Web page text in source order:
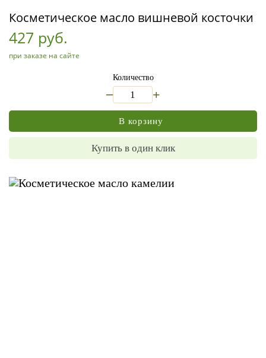
Косметическое масло вишневой косточки
427 руб.
при заказе на сайте
Количество
+
В корзину
Купить в один клик